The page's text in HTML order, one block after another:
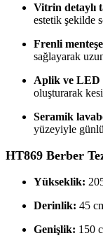
Vitrin detaylı
estetik şekilde
Frenli
sağlayarak
Aplik ve LED
oluşturarak
Seramik
yüzeyiyle
HT869 Berber
Yükseklik:
Derinlik: 45
Genişlik: 150